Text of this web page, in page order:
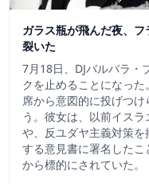
ガラス瓶が飛んだ夜、
裂いた
7月18日、DJバルバラ・
クを止めることになっ
席から意図的に投げつ
う。彼女は、以前イス
や、反ユダヤ主義対策
する意見書に署名した
から標的にされていた。